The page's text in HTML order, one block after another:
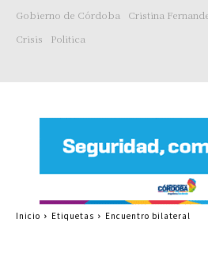
Gobierno de Córdoba
Cristina
Crisis
Politica
Inicio Etiquetas Encuentro bilateral